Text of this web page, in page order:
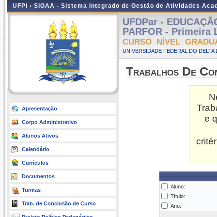
UFPI › SIGAA - Sistema Integrado de Gestão de Atividades
Apresentação
Corpo Administrativo
Alunos Ativos
Calendário
Currículos
Documentos
Turmas
Trab. de Conclusão de Curso
UFDPar -
PARFOR - Primeira
CURSO NÍVEL
UNIVERSIDADE FEDERAL DO DELTA
Trabalhos De
e
Aluno:
Título:
Ano: